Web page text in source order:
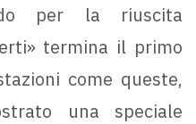
per la riuscita
termina il primo
come queste,
una speciale